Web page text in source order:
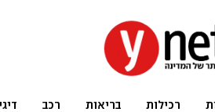
רכילות בריאות רכב